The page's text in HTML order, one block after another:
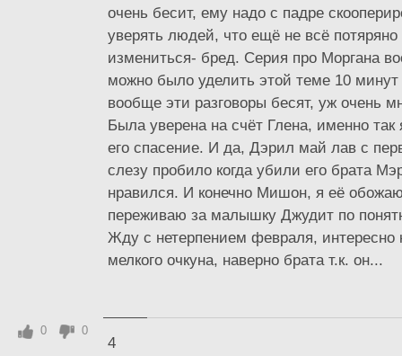
очень бесит, ему надо с падре
уверять людей, что ещё не всё потяряно
измениться- бред. Серия про Моргана
можно было уделить этой теме 10
вообще эти разговоры бесят, уж очень
Была уверена на счёт Глена, именно так
его спасение. И да, Дэрил май лав с
слезу пробило когда убили его брата
нравился. И конечно Мишон, я её
переживаю за малышку Джудит по
Жду с нетерпением февраля, интересно
мелкого очкуна, наверно брата т.к. он...
4
0 0